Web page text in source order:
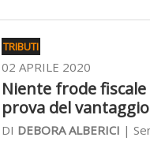
TRIBUTI
02 APRILE 2020
Niente frode
prova del
DI DEBORA ALBERICI |